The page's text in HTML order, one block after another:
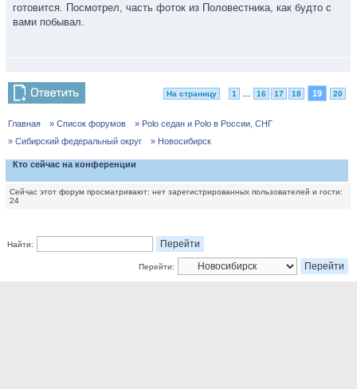
готовится. Посмотрел, часть фоток из Половестника, как будто с
вами побывал.
На страницу 1 16 17 18 19 20
Главная » Список форумов
» Polo седан и Polo в России, СНГ
» Сибирский федеральный округ
» Новосибирск
Кто сейчас на конференции
Сейчас этот форум просматривают: нет зарегистрированных пользователей и гости:
24
Найти:
Перейти: